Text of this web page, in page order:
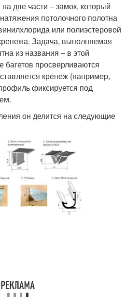
две части – замок, который
потолочного полотна
или полиэстеровой
Задача, выполняемая
из названия – в этой
багетов просверливаются
крепеж (например,
фиксируется под
он делится на следующие